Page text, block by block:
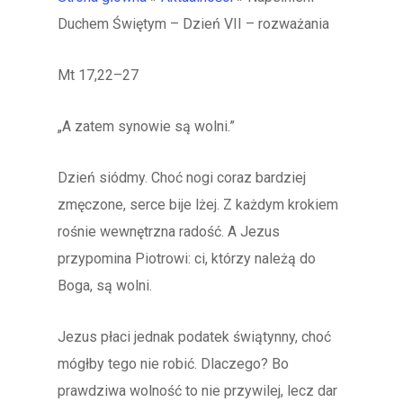
Duchem Świętym – Dzień VII – rozważania
Mt 17,22–27
„A zatem synowie są wolni.”
Dzień siódmy. Choć nogi coraz bardziej
zmęczone, serce bije lżej. Z każdym krokiem
rośnie wewnętrzna radość. A Jezus
przypomina Piotrowi: ci, którzy należą do
Boga, są wolni.
Jezus płaci jednak podatek świątynny, choć
mógłby tego nie robić. Dlaczego? Bo
prawdziwa wolność to nie przywilej, lecz dar